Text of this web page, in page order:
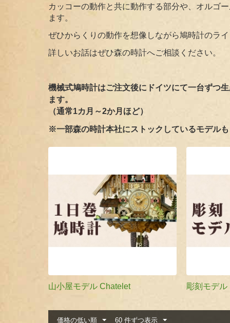
カッコーの動作と共に動作する部分や、オルゴ
ます。
ぜひからくりの動作を想像しながら鳩時計のラ
詳しいお話はぜひ森の時計へご相談ください。
機械式鳩時計はご注文後にドイツにて一台ずつ
ます。
（通常1カ月～2か月ほど）
※一部森の時計本社にストックしているモデル
山小屋モデル Chatelet 彫刻モデル
価格の低い順 60 件ずつ表示